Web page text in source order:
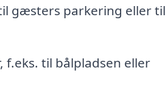
gæsters parkering eller til
til bålpladsen eller